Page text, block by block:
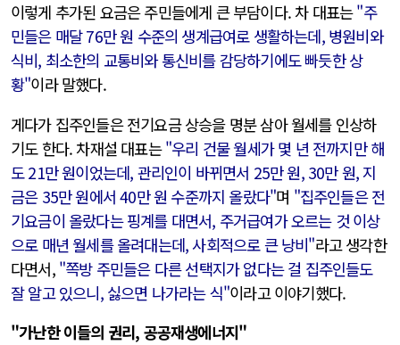
이렇게 추가된 요금은 주민들에게 큰 부담이다. 차 대표는"주
민들은 매달 76만 원 수준의 생계급여로 생활하는데, 병원비와
식비, 최소한의 교통비와 통신비를 감당하기에도 빠듯한 상
황"이라 말했다.
게다가 집주인들은 전기요금 상승을 명분 삼아 월세를 인상하
기도 한다. 차재설 대표는"우리 건물 월세가 몇 년 전까지만 해
도 21만 원이었는데, 관리인이 바뀌면서 25만 원, 30만 원, 지
금은 35만 원에서 40만 원 수준까지 올랐다"며 "집주인들은 전
기요금이 올랐다는 핑계를 대면서, 주거급여가 오르는 것 이상
으로 매년 월세를 올려대는데, 사회적으로 큰 낭비"라고 생각한
다면서, "쪽방 주민들은 다른 선택지가 없다는 걸 집주인들도
잘 알고 있으니, 싫으면 나가라는 식"이라고 이야기했다.
"가난한 이들의 권리, 공공재생에너지"